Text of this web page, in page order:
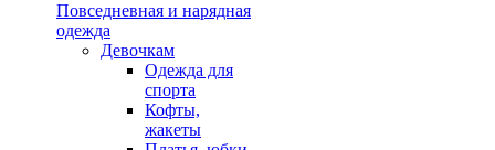
Повседневная и нарядная
одежда
Девочкам
Одежда для
спорта
Кофты,
жакеты